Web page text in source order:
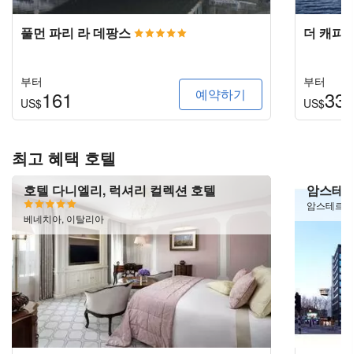
풀먼 파리 라 데팡스
부터
US$161 예약하기
더 캐피
부터
US$
최고 혜택 호텔
호텔 다니엘리, 럭셔리 컬렉션 호텔
베네치아, 이탈리아
암스테
암스테르